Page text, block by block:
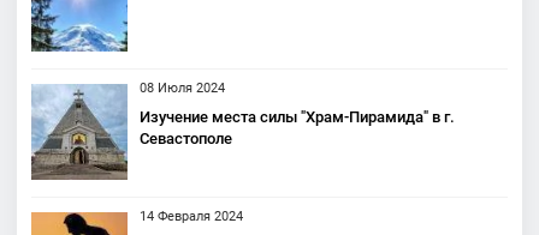
08 Июля 2024
Изучение места силы "Храм-Пирамида" в г.
Севастополе
14 Февраля 2024